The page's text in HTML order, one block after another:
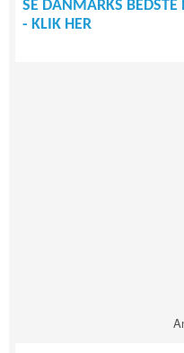
SE DANMARKS BEDSTE
- KLIK HER